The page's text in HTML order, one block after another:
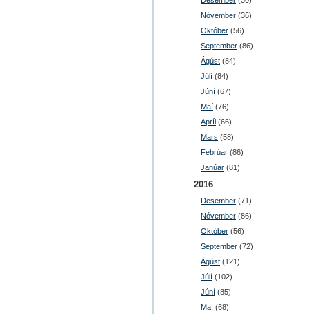
Nóvember (36)
Október (56)
September (86)
Ágúst (84)
Júlí (84)
Júní (67)
Maí (76)
Apríl (66)
Mars (58)
Febrúar (86)
Janúar (81)
2016
Desember (71)
Nóvember (86)
Október (56)
September (72)
Ágúst (121)
Júlí (102)
Júní (85)
Maí (68)